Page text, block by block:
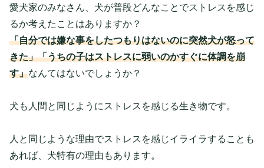
愛犬家のみなさん、犬が普段どんなことでストレスを感じ
るか考えたことはありますか？
「自分では嫌な事をしたつもりはないのに突然犬が怒って
きた」「うちの子はストレスに弱いのかすぐに体調を崩
す」なんてはないでしょうか？
犬も人間と同じようにストレスを感じる生き物です。
人と同じような理由でストレスを感じイライラすることも
あれば、犬特有の理由もあります。